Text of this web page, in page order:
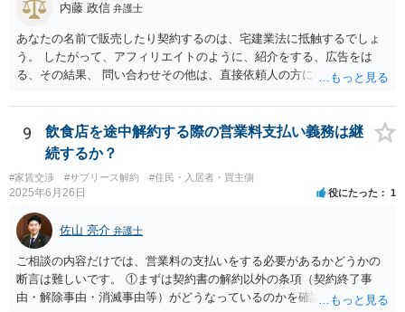
内藤 政信 弁護士
あなたの名前で販売したり契約するのは、宅建業法に抵触するでしょ
う。 したがって、アフィリエイトのように、紹介をする、広告をは
る、その結果、 問い合わせその他は、直接依頼人の方にいくなら、問
9
飲食店を途中解約する際の営業料支払い義務は継
続するか？
#家賃交渉 #サブリース解約 #住民・入居者・買主側
2025年6月26日 役にたった 1
佐山 亮介 弁護士
ご相談の内容だけでは、営業料の支払いをする必要があるかどうかの
断言は難しいです。 ①まずは契約書の解約以外の条項（契約終了事
由・解除事由・消滅事由等）がどうなっているのかを確認する必要が